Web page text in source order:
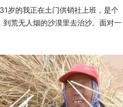
岁的我正在土门供销社上班，是个
到荒无人烟的沙漠里去治沙。面对一